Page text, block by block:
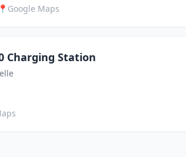
📍 Google Maps
Charging Station